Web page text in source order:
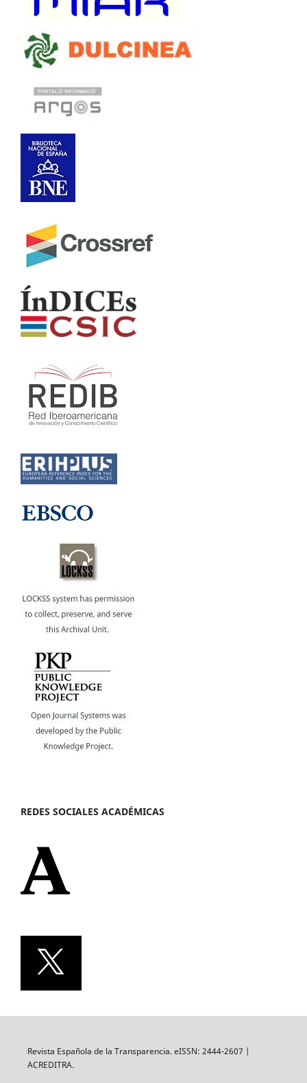
REDES SOCIALES ACADÉMICAS
Revista Española de la Transparencia. eISSN: 2444-2607 |
ACREDITRA.